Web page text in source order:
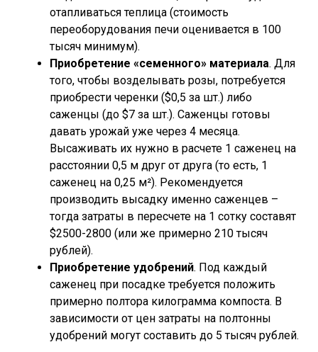
отапливаться теплица (стоимость
переоборудования печи оценивается в 100
тысяч минимум).
Приобретение «семенного» материала. Для
того, чтобы возделывать розы, потребуется
приобрести черенки ($0,5 за шт.) либо
саженцы (до $7 за шт.). Саженцы готовы
давать урожай уже через 4 месяца.
Высаживать их нужно в расчете 1 саженец на
расстоянии 0,5 м друг от друга (то есть, 1
саженец на 0,25 м²). Рекомендуется
производить высадку именно саженцев –
тогда затраты в пересчете на 1 сотку составят
$2500-2800 (или же примерно 210 тысяч
рублей).
Приобретение удобрений. Под каждый
саженец при посадке требуется положить
примерно полтора килограмма компоста. В
зависимости от цен затраты на полтонны
удобрений могут составить до 5 тысяч рублей.